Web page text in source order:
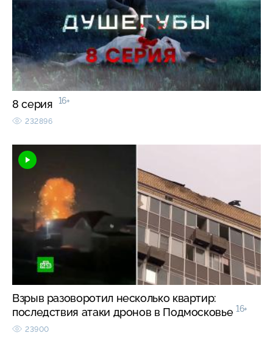
8 серия 16+
232896
Взрыв разоворотил несколько квартир:
последствия атаки дронов в Подмосковье 16+
23900